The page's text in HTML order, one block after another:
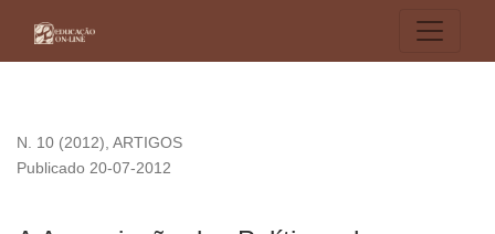
N. 10 (2012), ARTIGOS
Publicado 20-07-2012